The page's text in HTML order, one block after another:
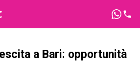
a Bari: opportunità